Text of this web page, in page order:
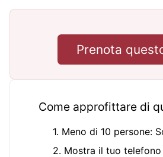
Prenota
Come approfittare di
1. Meno di 10 persone:
2. Mostra il tuo